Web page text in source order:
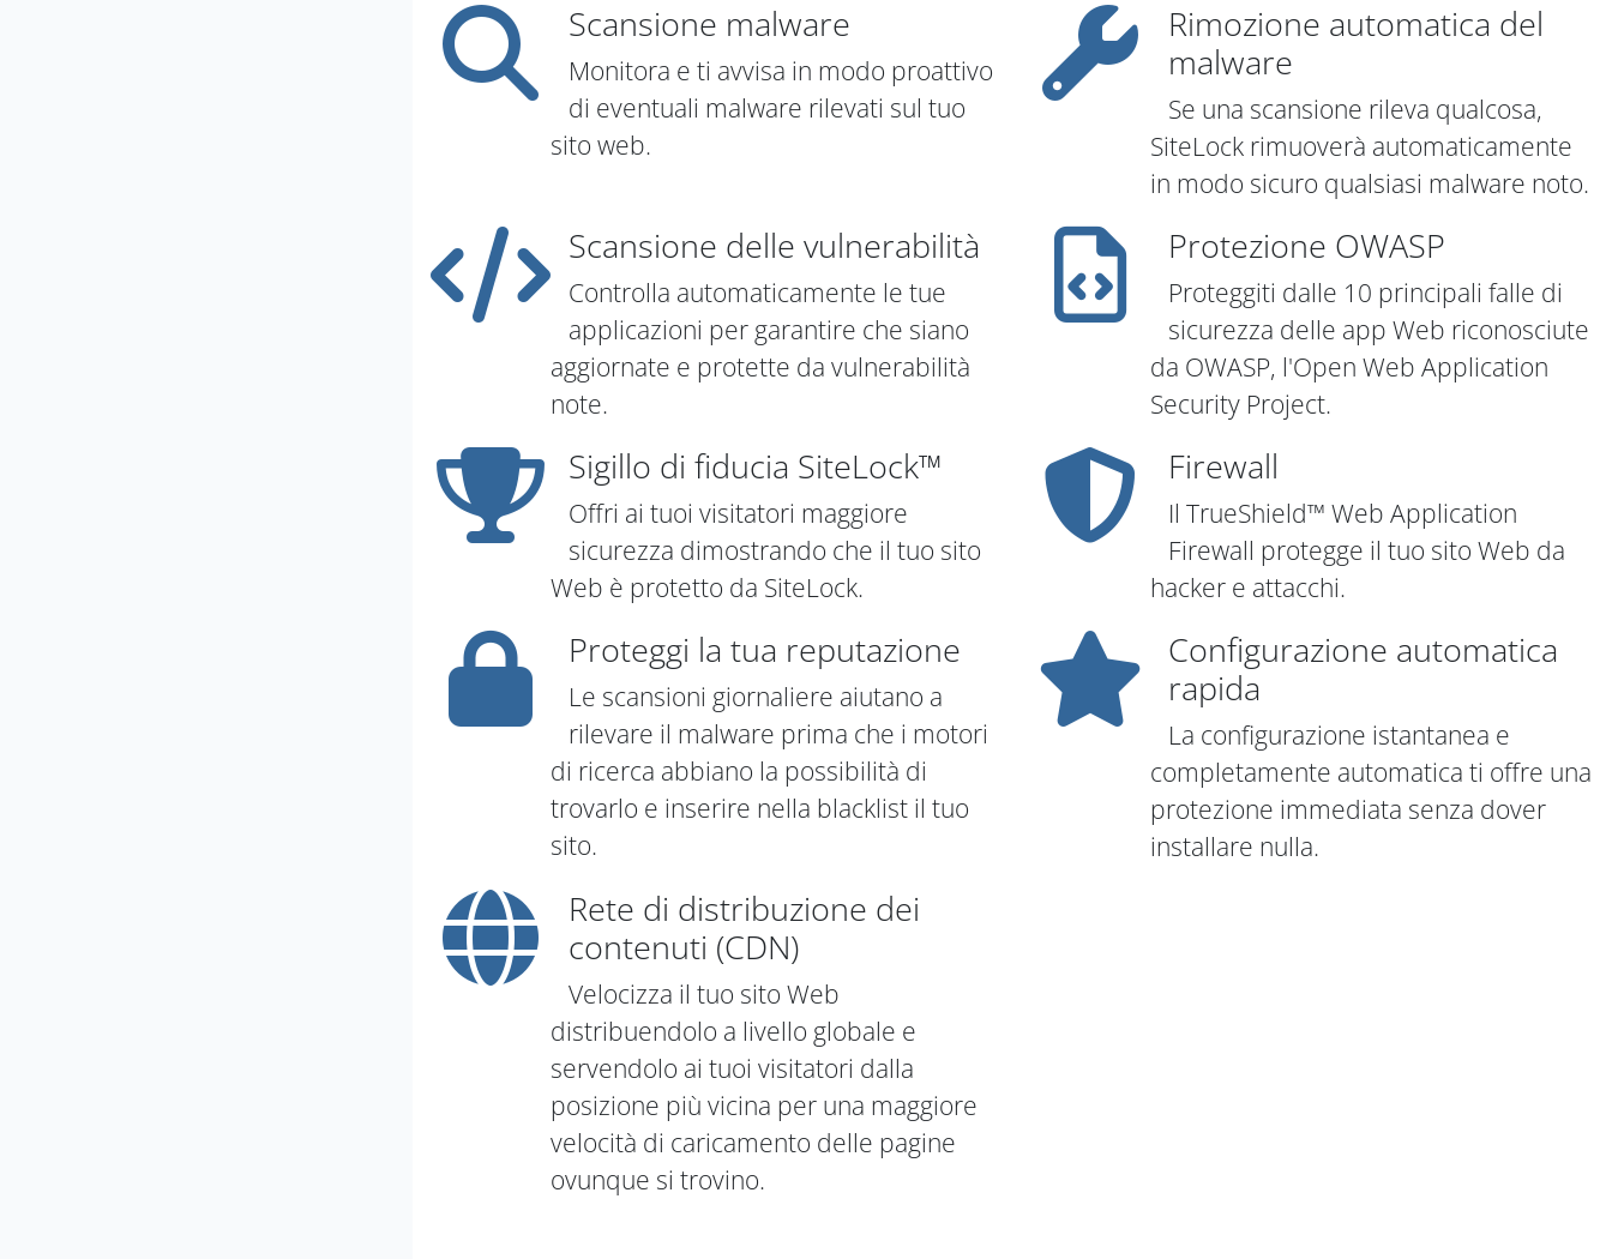
Scansione malware
Monitora e ti avvisa in modo proattivo
di eventuali malware rilevati sul tuo
sito web.
Rimozione automatica del
malware
Se una scansione rileva qualcosa,
SiteLock rimuoverà automaticamente
in modo sicuro qualsiasi malware noto.
Scansione delle vulnerabilità
Controlla automaticamente le tue
applicazioni per garantire che siano
aggiornate e protette da vulnerabilità
note.
Protezione OWASP
Proteggiti dalle 10 principali falle di
sicurezza delle app Web riconosciute
da OWASP, l'Open Web Application
Security Project.
Sigillo di fiducia SiteLock™
Offri ai tuoi visitatori maggiore
sicurezza dimostrando che il tuo sito
Web è protetto da SiteLock.
Firewall
Il TrueShield™ Web Application
Firewall protegge il tuo sito Web da
hacker e attacchi.
Proteggi la tua reputazione
Le scansioni giornaliere aiutano a
rilevare il malware prima che i motori
di ricerca abbiano la possibilità di
trovarlo e inserire nella blacklist il tuo
sito.
Configurazione automatica
rapida
La configurazione istantanea e
completamente automatica ti offre una
protezione immediata senza dover
installare nulla.
Rete di distribuzione dei
contenuti (CDN)
Velocizza il tuo sito Web
distribuendolo a livello globale e
servendolo ai tuoi visitatori dalla
posizione più vicina per una maggiore
velocità di caricamento delle pagine
ovunque si trovino.